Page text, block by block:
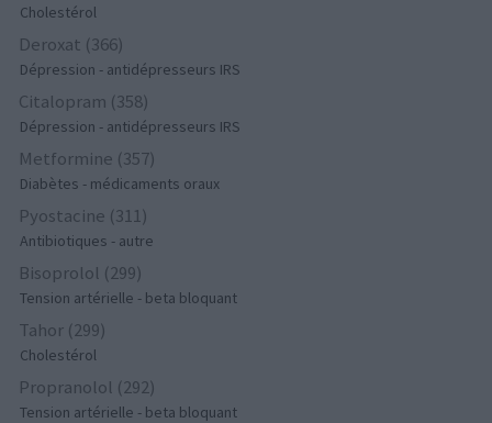
Cholestérol
Deroxat (366)
Dépression - antidépresseurs IRS
Citalopram (358)
Dépression - antidépresseurs IRS
Metformine (357)
Diabètes - médicaments oraux
Pyostacine (311)
Antibiotiques - autre
Bisoprolol (299)
Tension artérielle - beta bloquant
Tahor (299)
Cholestérol
Propranolol (292)
Tension artérielle - beta bloquant